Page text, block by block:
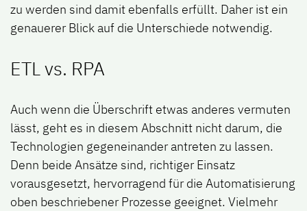
zu werden sind damit ebenfalls erfüllt. Daher ist ein
genauerer Blick auf die Unterschiede notwendig.
ETL vs. RPA
Auch wenn die Überschrift etwas anderes vermuten
lässt, geht es in diesem Abschnitt nicht darum, die
Technologien gegeneinander antreten zu lassen.
Denn beide Ansätze sind, richtiger Einsatz
vorausgesetzt, hervorragend für die Automatisierung
oben beschriebener Prozesse geeignet. Vielmehr